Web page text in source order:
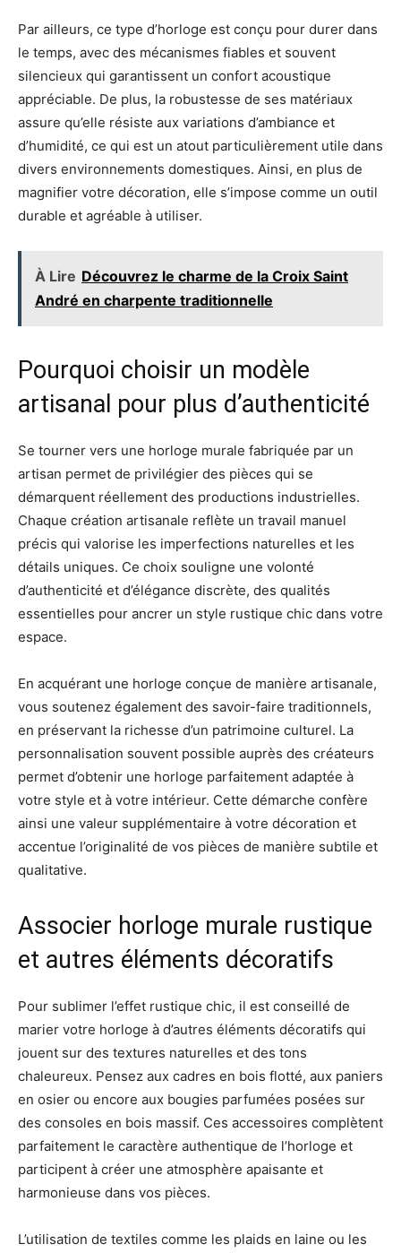
Par ailleurs, ce type d’horloge est conçu pour durer dans
le temps, avec des mécanismes fiables et souvent
silencieux qui garantissent un confort acoustique
appréciable. De plus, la robustesse de ses matériaux
assure qu’elle résiste aux variations d’ambiance et
d’humidité, ce qui est un atout particulièrement utile dans
divers environnements domestiques. Ainsi, en plus de
magnifier votre décoration, elle s’impose comme un outil
durable et agréable à utiliser.
À Lire Découvrez le charme de la Croix Saint
André en charpente traditionnelle
Pourquoi choisir un modèle
artisanal pour plus d’authenticité
Se tourner vers une horloge murale fabriquée par un
artisan permet de privilégier des pièces qui se
démarquent réellement des productions industrielles.
Chaque création artisanale reflète un travail manuel
précis qui valorise les imperfections naturelles et les
détails uniques. Ce choix souligne une volonté
d’authenticité et d’élégance discrète, des qualités
essentielles pour ancrer un style rustique chic dans votre
espace.
En acquérant une horloge conçue de manière artisanale,
vous soutenez également des savoir-faire traditionnels,
en préservant la richesse d’un patrimoine culturel. La
personnalisation souvent possible auprès des créateurs
permet d’obtenir une horloge parfaitement adaptée à
votre style et à votre intérieur. Cette démarche confère
ainsi une valeur supplémentaire à votre décoration et
accentue l’originalité de vos pièces de manière subtile et
qualitative.
Associer horloge murale rustique
et autres éléments décoratifs
Pour sublimer l’effet rustique chic, il est conseillé de
marier votre horloge à d’autres éléments décoratifs qui
jouent sur des textures naturelles et des tons
chaleureux. Pensez aux cadres en bois flotté, aux paniers
en osier ou encore aux bougies parfumées posées sur
des consoles en bois massif. Ces accessoires complètent
parfaitement le caractère authentique de l’horloge et
participent à créer une atmosphère apaisante et
harmonieuse dans vos pièces.
L’utilisation de textiles comme les plaids en laine ou les